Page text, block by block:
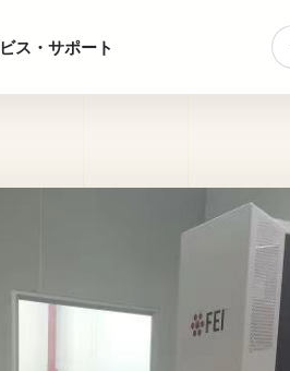
ス・サポート